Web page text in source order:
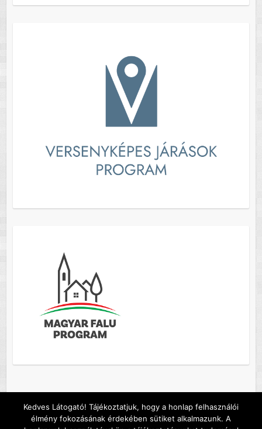
Copyright © 2026Szőc község honlapja . A sablont készítette:Colorlib
Kedves Látogató! Tájékoztatjuk, hogy a honlap felhasználói
élmény fokozásának érdekében sütiket alkalmazunk. A